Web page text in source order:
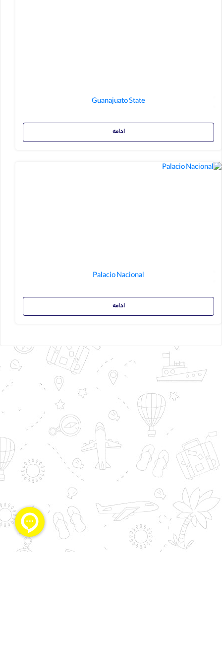
Guanajuato State
ادامه
Palacio Nacional
ادامه